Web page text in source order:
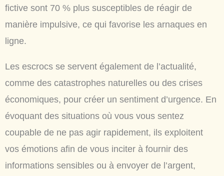
fictive sont 70 % plus susceptibles de réagir de
manière impulsive, ce qui favorise les arnaques en
ligne.
Les escrocs se servent également de l’actualité,
comme des catastrophes naturelles ou des crises
économiques, pour créer un sentiment d’urgence. En
évoquant des situations où vous vous sentez
coupable de ne pas agir rapidement, ils exploitent
vos émotions afin de vous inciter à fournir des
informations sensibles ou à envoyer de l’argent,